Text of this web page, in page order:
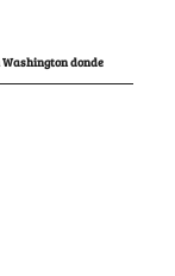
Washington donde